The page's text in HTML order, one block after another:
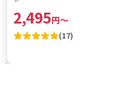
2,495円～
(17)